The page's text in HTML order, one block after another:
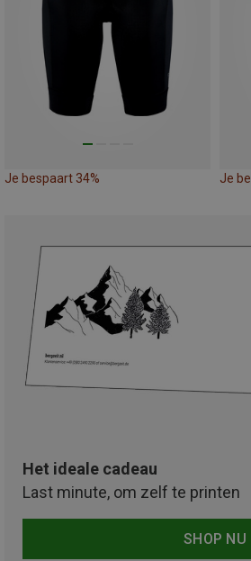
Je bespaart 34% Je
Het ideale cadeau
Last minute, om zelf te printen
SHOP NU